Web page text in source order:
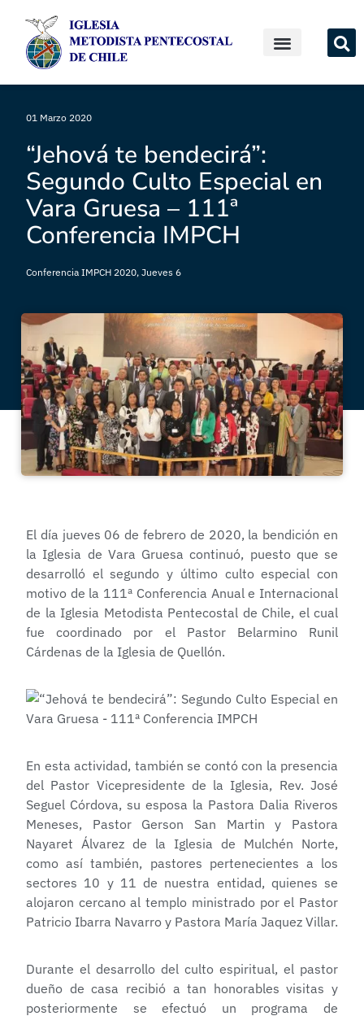
01 Marzo 2020
“Jehová te bendecirá”:
Segundo Culto Especial en
Vara Gruesa – 111ª
Conferencia IMPCH
Conferencia IMPCH 2020, Jueves 6
El día jueves 06 de febrero de 2020, la bendición en
la Iglesia de Vara Gruesa continuó, puesto que se
desarrolló el segundo y último culto especial con
motivo de la 111ª Conferencia Anual e Internacional
de la Iglesia Metodista Pentecostal de Chile, el cual
fue coordinado por el Pastor Belarmino Runil
Cárdenas de la Iglesia de Quellón.
En esta actividad, también se contó con la presencia
del Pastor Vicepresidente de la Iglesia, Rev. José
Seguel Córdova, su esposa la Pastora Dalia Riveros
Meneses, Pastor Gerson San Martin y Pastora
Nayaret Álvarez de la Iglesia de Mulchén Norte,
como así también, pastores pertenecientes a los
sectores 10 y 11 de nuestra entidad, quienes se
alojaron cercano al templo ministrado por el Pastor
Patricio Ibarra Navarro y Pastora María Jaquez Villar.
Durante el desarrollo del culto espiritual, el pastor
dueño de casa recibió a tan honorables visitas y
posteriormente se efectuó un programa de